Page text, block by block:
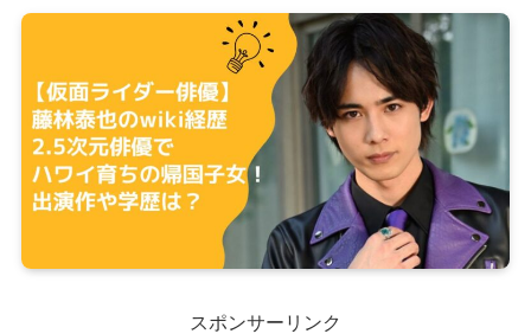
スポンサーリンク